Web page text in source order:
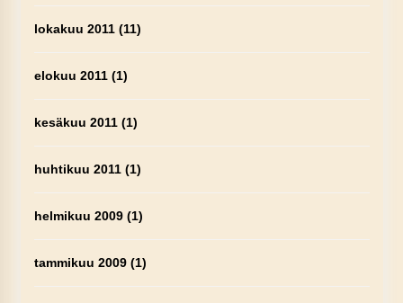
lokakuu 2011(11)
elokuu 2011(1)
kesäkuu 2011(1)
huhtikuu 2011(1)
helmikuu 2009(1)
tammikuu 2009(1)